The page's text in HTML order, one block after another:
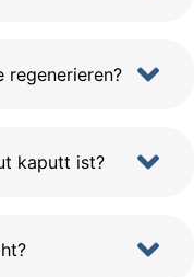
regenerieren?
kaputt ist?